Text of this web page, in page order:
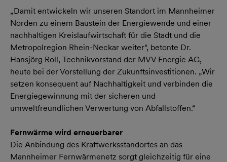
„Damit entwickeln wir unseren Standort im Mannheimer
Norden zu einem Baustein der Energiewende und einer
nachhaltigen Kreislaufwirtschaft für die Stadt und die
Metropolregion Rhein-Neckar weiter“, betonte Dr.
Hansjörg Roll, Technikvorstand der MVV Energie AG,
heute bei der Vorstellung der Zukunftsinvestitionen. „Wir
setzen konsequent auf Nachhaltigkeit und verbinden die
Energiegewinnung mit der sicheren und
umweltfreundlichen Verwertung von Abfallstoffen.“
Fernwärme wird erneuerbarer
Die Anbindung des Kraftwerksstandortes an das
Mannheimer Fernwärmenetz sorgt gleichzeitig für eine